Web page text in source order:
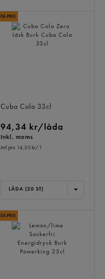
Cuba Cola 33cl
94,34 kr/låda
Inkl. moms
Jmf.pris 14,30 kr/ l
LÅDA (20 ST)